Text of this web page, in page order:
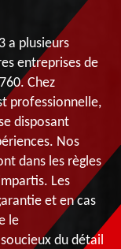
a plusieurs
entreprises de
Chez
professionnelle,
disposant
Nos
dans les règles
Les
et en cas
le
du détail